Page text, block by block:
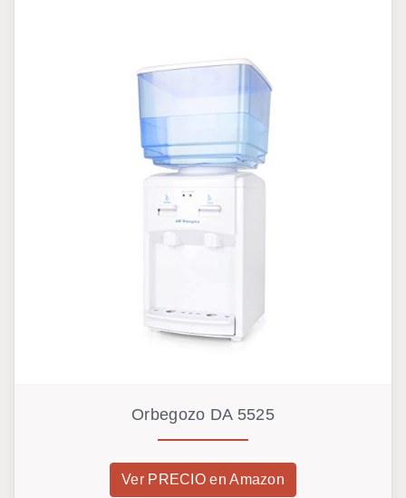
Orbegozo DA 5525
Ver PRECIO en Amazon